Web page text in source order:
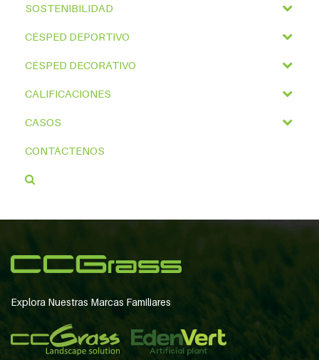
SOSTENIBILIDAD
CÉSPED DEPORTIVO
CÉSPED DECORATIVO
CALIFICACIONES
CASOS
CONTÁCTENOS
Explora Nuestras Marcas Familiares